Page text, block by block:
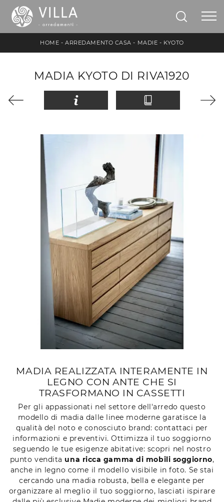
HOME -ARREDAMENTO CASA - MADIE - KYOTO
MADIA KYOTO DI RIVA1920
MADIA REALIZZATA INTERAMENTE IN
LEGNO CON ANTE CHE SI
TRASFORMANO IN CASSETTI
Per gli appassionati nel settore dell'arredo questo
modello di madia dalle linee moderne garatisce la
qualità del noto e conosciuto brand: contattaci per
informazioni e preventivi. Ottimizza il tuo soggiorno
seguendo le tue esigenze abitative: scopri nel nostro
punto vendita una ricca gamma di mobili soggiorno,
anche in legno come il modello visibile in foto. Se stai
cercando una madia robusta, bella e elegante per
organizzare al meglio il tuo soggiorno, lasciati ispirare